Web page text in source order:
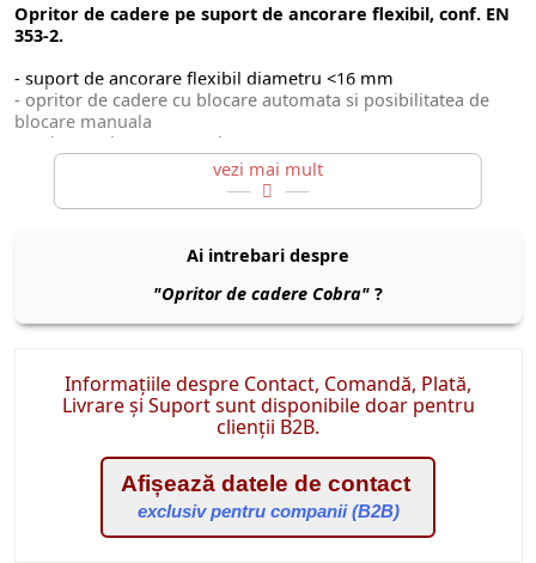
Opritor de cadere pe suport de ancorare flexibil, conf. EN
353-2.
- suport de ancorare flexibil diametru <16 mm
- opritor de cadere cu blocare automata si posibilitatea de
blocare manuala
- rezistenta la rupere >15kN
Ai intrebari despre
"Opritor de cadere Cobra" ?
Informațiile despre Contact, Comandă, Plată,
Livrare și Suport sunt disponibile doar pentru
clienții B2B.
Afișează datele de contact
exclusiv pentru companii (B2B)